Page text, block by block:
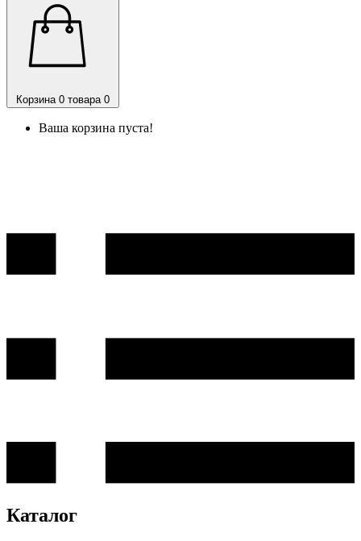
Корзина 0 товара 0
Ваша корзина пуста!
Каталог